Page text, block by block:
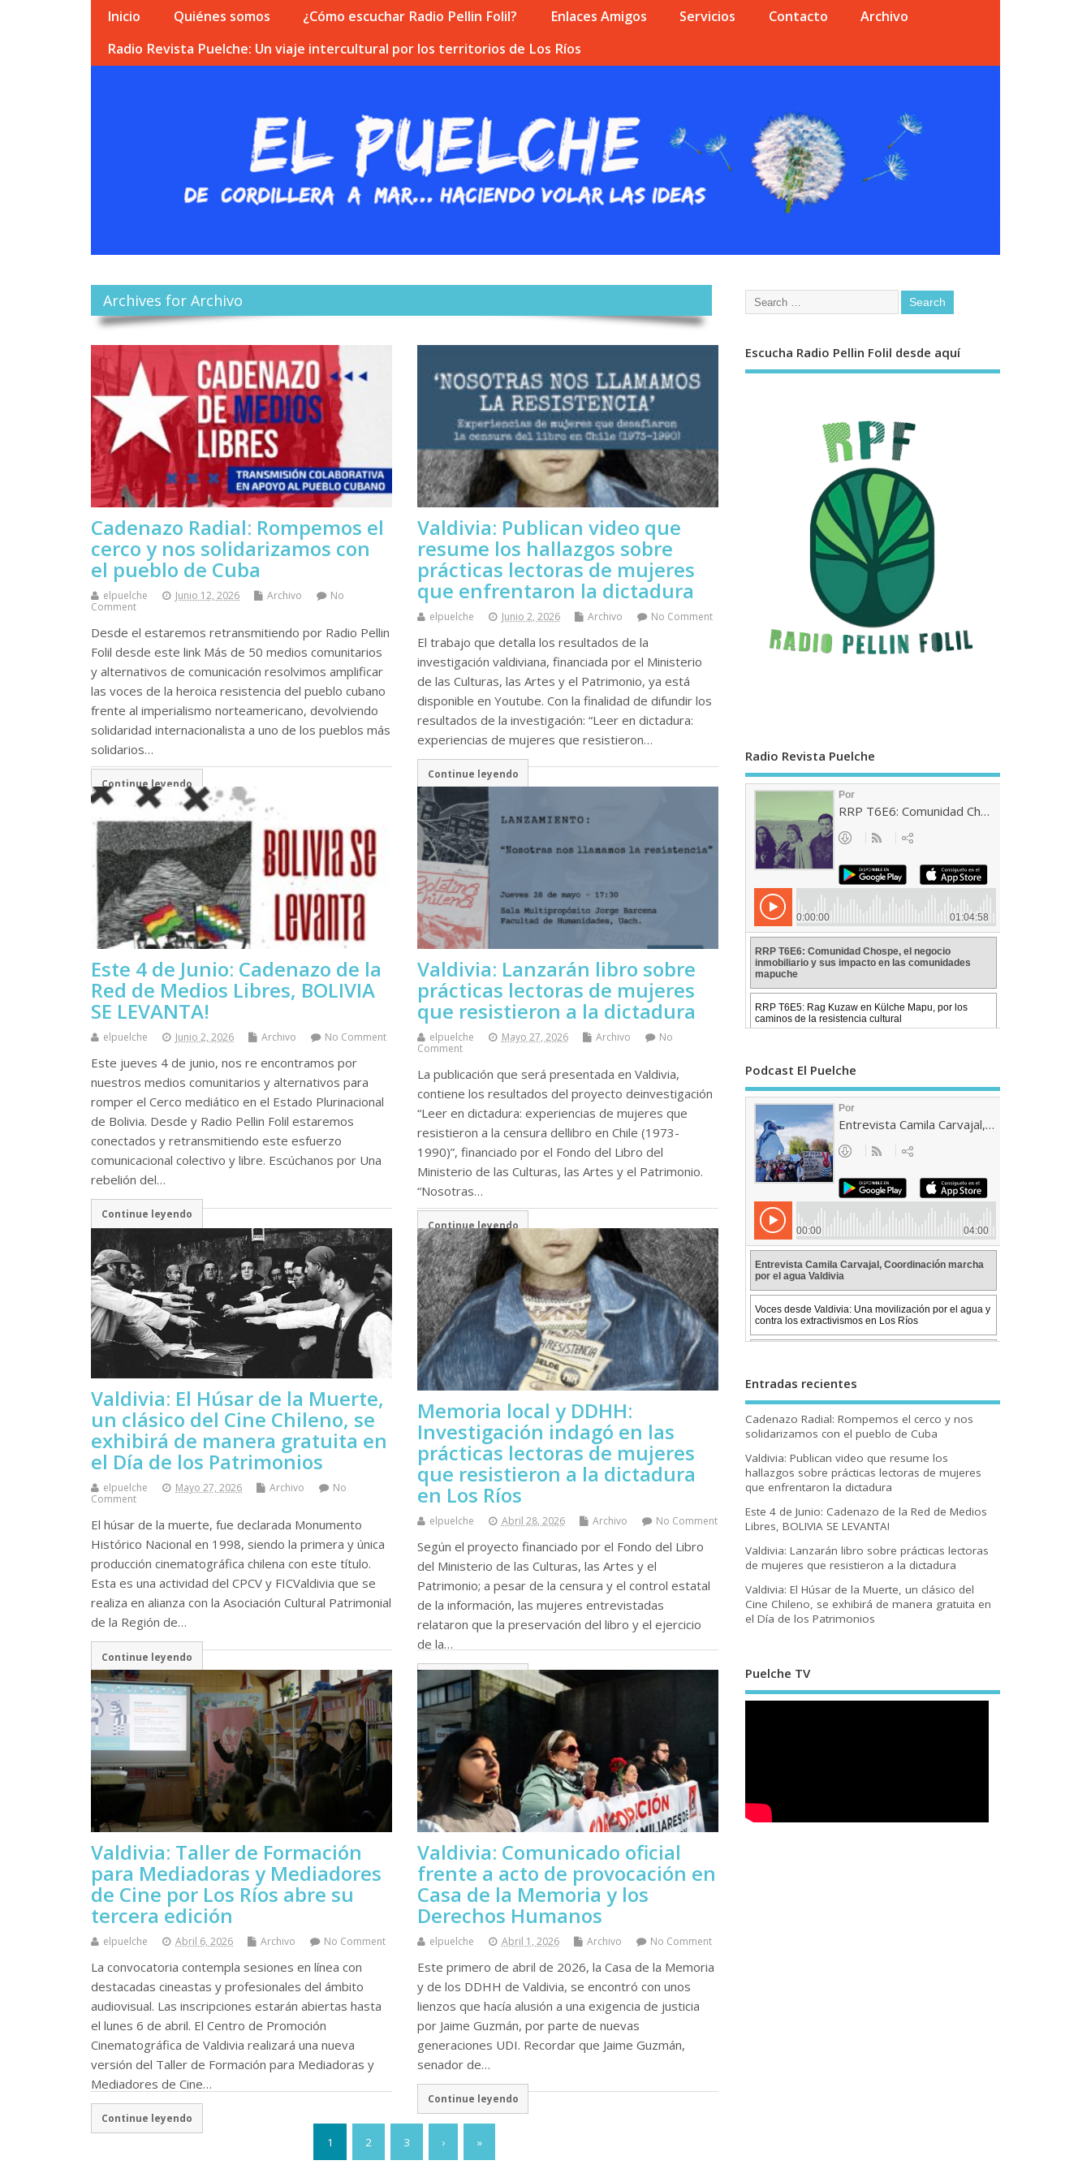
Inicio Quiénes somos ¿Cómo escuchar Radio Pellin Folil? Enlaces Amigos Servicios Contacto
Archivo
Radio Revista Puelche: Un viaje intercultural por los territorios de Los Ríos
Archives for Archivo
Cadenazo Radial: Rompemos el
cerco y nos solidarizamos con
el pueblo de Cuba
elpuelche Junio 12, 2026 Archivo
No
Comment
Desde el estaremos retransmitiendo por Radio Pellin
Folil desde este link Más de 50 medios comunitarios
y alternativos de comunicación resolvimos amplificar
las voces de la heroica resistencia del pueblo cubano
frente al imperialismo norteamericano, devolviendo
solidaridad internacionalista a uno de los pueblos más
solidarios…
Continue leyendo
Valdivia: Publican video que
resume los hallazgos sobre
prácticas lectoras de mujeres
que enfrentaron la dictadura
elpuelche Junio 2, 2026 Archivo No Comment
El trabajo que detalla los resultados de la
investigación valdiviana, financiada por el Ministerio
de las Culturas, las Artes y el Patrimonio, ya está
disponible en Youtube. Con la finalidad de difundir los
resultados de la investigación: “Leer en dictadura:
experiencias de mujeres que resistieron…
Continue leyendo
Este 4 de Junio: Cadenazo de la
Red de Medios Libres, BOLIVIA
SE LEVANTA!
elpuelche Junio 2, 2026 Archivo No Comment
Este jueves 4 de junio, nos re encontramos por
nuestros medios comunitarios y alternativos para
romper el Cerco mediático en el Estado Plurinacional
de Bolivia. Desde y Radio Pellin Folil estaremos
conectados y retransmitiendo este esfuerzo
comunicacional colectivo y libre. Escúchanos por Una
rebelión del…
Continue leyendo
Valdivia: Lanzarán libro sobre
prácticas lectoras de mujeres
que resistieron a la dictadura
elpuelche Mayo 27, 2026 Archivo
No
Comment
La publicación que será presentada en Valdivia,
contiene los resultados del proyecto deinvestigación
“Leer en dictadura: experiencias de mujeres que
resistieron a la censura dellibro en Chile (1973-
1990)”, financiado por el Fondo del Libro del
Ministerio de las Culturas, las Artes y el Patrimonio.
“Nosotras…
Continue leyendo
Valdivia: El Húsar de la Muerte,
un clásico del Cine Chileno, se
exhibirá de manera gratuita en
el Día de los Patrimonios
elpuelche Mayo 27, 2026 Archivo
No
Comment
El húsar de la muerte, fue declarada Monumento
Histórico Nacional en 1998, siendo la primera y única
producción cinematográfica chilena con este título.
Esta es una actividad del CPCV y FICValdivia que se
realiza en alianza con la Asociación Cultural Patrimonial
de la Región de…
Continue leyendo
Memoria local y DDHH:
Investigación indagó en las
prácticas lectoras de mujeres
que resistieron a la dictadura
en Los Ríos
elpuelche Abril 28, 2026 Archivo No Comment
Según el proyecto financiado por el Fondo del Libro
del Ministerio de las Culturas, las Artes y el
Patrimonio; a pesar de la censura y el control estatal
de la información, las mujeres entrevistadas
relataron que la preservación del libro y el ejercicio
de la…
Continue leyendo
Valdivia: Taller de Formación
para Mediadoras y Mediadores
de Cine por Los Ríos abre su
tercera edición
elpuelche Abril 6, 2026 Archivo No Comment
La convocatoria contempla sesiones en línea con
destacadas cineastas y profesionales del ámbito
audiovisual. Las inscripciones estarán abiertas hasta
el lunes 6 de abril. El Centro de Promoción
Cinematográfica de Valdivia realizará una nueva
versión del Taller de Formación para Mediadoras y
Mediadores de Cine…
Continue leyendo
Valdivia: Comunicado oficial
frente a acto de provocación en
Casa de la Memoria y los
Derechos Humanos
elpuelche Abril 1, 2026 Archivo No Comment
Este primero de abril de 2026, la Casa de la Memoria
y de los DDHH de Valdivia, se encontró con unos
lienzos que hacía alusión a una exigencia de justicia
por Jaime Guzmán, por parte de nuevas
generaciones UDI. Recordar que Jaime Guzmán,
senador de…
Continue leyendo
1 2 3 › »
Escucha Radio Pellin Folil desde aquí
Radio Revista Puelche
Podcast El Puelche
Entradas recientes
Cadenazo Radial: Rompemos el cerco y nos
solidarizamos con el pueblo de Cuba
Valdivia: Publican video que resume los
hallazgos sobre prácticas lectoras de mujeres
que enfrentaron la dictadura
Este 4 de Junio: Cadenazo de la Red de Medios
Libres, BOLIVIA SE LEVANTA!
Valdivia: Lanzarán libro sobre prácticas lectoras
de mujeres que resistieron a la dictadura
Valdivia: El Húsar de la Muerte, un clásico del
Cine Chileno, se exhibirá de manera gratuita en
el Día de los Patrimonios
Puelche TV